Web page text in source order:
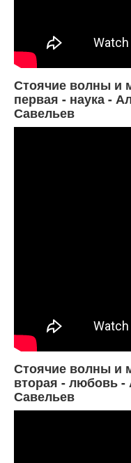
Стоячие волны и
первая - наука -
Савельев
Стоячие волны и
вторая - любовь
Савельев